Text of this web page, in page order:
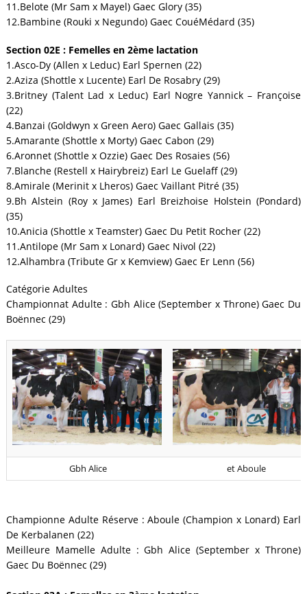
11.Belote (Mr Sam x Mayel) Gaec Glory (35)
12.Bambine (Rouki x Negundo) Gaec CouéMédard (35)
Section 02E : Femelles en 2ème lactation
1.Asco-Dy (Allen x Leduc) Earl Spernen (22)
2.Aziza (Shottle x Lucente) Earl De Rosabry (29)
3.Britney (Talent Lad x Leduc) Earl Nogre Yannick – Françoise
(22)
4.Banzai (Goldwyn x Green Aero) Gaec Gallais (35)
5.Amarante (Shottle x Morty) Gaec Cabon (29)
6.Aronnet (Shottle x Ozzie) Gaec Des Rosaies (56)
7.Blanche (Restell x Hairybreiz) Earl Le Guelaff (29)
8.Amirale (Merinit x Lheros) Gaec Vaillant Pitré (35)
9.Bh Alstein (Roy x James) Earl Breizhoise Holstein (Pondard)
(35)
10.Anicia (Shottle x Teamster) Gaec Du Petit Rocher (22)
11.Antilope (Mr Sam x Lonard) Gaec Nivol (22)
12.Alhambra (Tribute Gr x Kemview) Gaec Er Lenn (56)
Catégorie Adultes
Championnat Adulte : Gbh Alice (September x Throne) Gaec Du
Boënnec (29)
Gbh Alice et Aboule
Championne Adulte Réserve : Aboule (Champion x Lonard) Earl
De Kerbalanen (22)
Meilleure Mamelle Adulte : Gbh Alice (September x Throne)
Gaec Du Boënnec (29)